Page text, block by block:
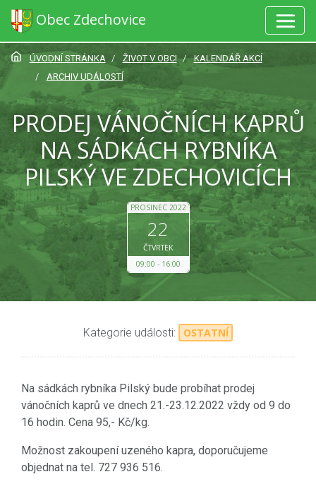
Obec Zdechovice
ÚVODNÍ STRÁNKA ŽIVOT V OBCI
KALENDÁŘ AKCÍ
ARCHIV UDÁLOSTÍ
PRODEJ VÁNOČNÍCH KAPRŮ
NA SÁDKÁCH RYBNÍKA
PILSKÝ VE ZDECHOVICÍCH
PROSINEC 2022
22
ČTVRTEK
09:00
16:00
Kategorie události: OSTATNÍ
Na sádkách rybníka Pilský bude probíhat prodej
vánočních kaprů ve dnech 21.-23.12.2022 vždy od 9 do
16 hodin. Cena 95,- Kč/kg.
Možnost zakoupení uzeného kapra, doporučujeme
objednat na tel. 727 936 516.